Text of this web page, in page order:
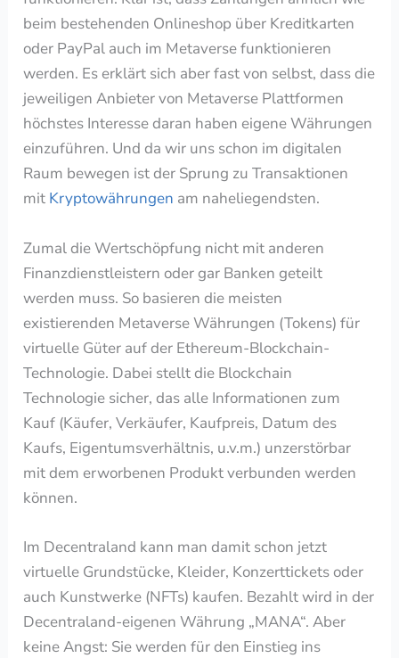
beim bestehenden Onlineshop über Kreditkarten
oder PayPal auch im Metaverse funktionieren
werden. Es erklärt sich aber fast von selbst, dass die
jeweiligen Anbieter von Metaverse Plattformen
höchstes Interesse daran haben eigene Währungen
einzuführen. Und da wir uns schon im digitalen
Raum bewegen ist der Sprung zuTransaktionen
mit Kryptowährungen am naheliegendsten.
Zumal die Wertschöpfung nicht mit anderen
Finanzdienstleistern oder gar Banken geteilt
werden muss. So basieren die meisten
existierenden Metaverse Währungen (Tokens) für
virtuelle Güter auf der Ethereum-Blockchain-
Technologie. Dabei stellt die Blockchain
Technologie sicher, das alle Informationen zum
Kauf (Käufer, Verkäufer, Kaufpreis, Datum des
Kaufs, Eigentumsverhältnis, u.v.m.) unzerstörbar
mit dem erworbenen Produkt verbunden werden
können.
Im Decentraland kann man damit schon jetzt
virtuelle Grundstücke, Kleider, Konzerttickets oder
auch Kunstwerke (NFTs) kaufen. Bezahlt wird in der
Decentraland-eigenen Währung „MANA“. Aber
keine Angst: Sie werden für den Einstieg ins